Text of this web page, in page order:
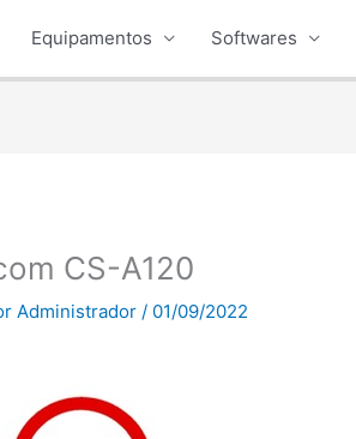
Equipamentos Softwares
CS-A120
Administrador/ 01/09/2022